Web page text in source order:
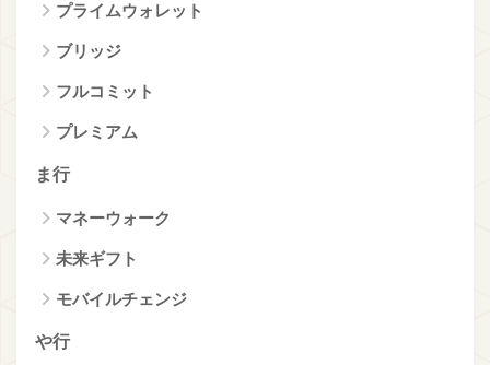
プライムウォレット
ブリッジ
フルコミット
プレミアム
ま行
マネーウォーク
未来ギフト
モバイルチェンジ
や行